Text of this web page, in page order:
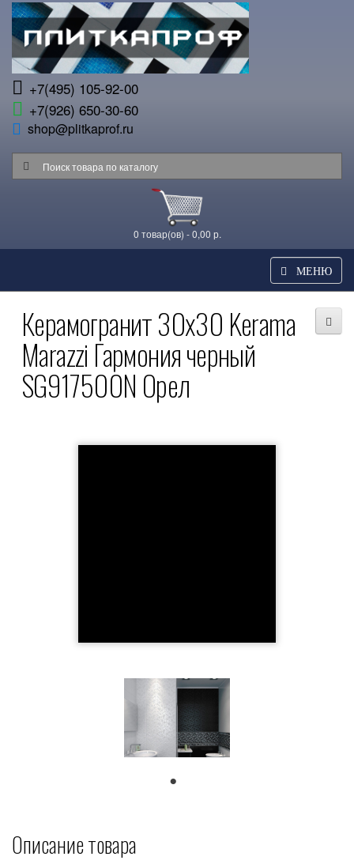
+7(495) 105-92-00
+7(926) 650-30-60
shop@plitkaprof.ru
0 товар(ов) - 0,00 р.
МЕНЮ
Керамогранит 30x30 Kerama
Marazzi Гармония черный
SG917500N Орел
Описание товара